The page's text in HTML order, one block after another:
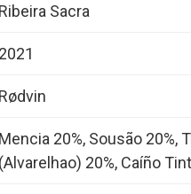
Ribeira Sacra
2021
Rødvin
Mencia 20%, Sousão 20%,
(Alvarelhao) 20%, Caíño